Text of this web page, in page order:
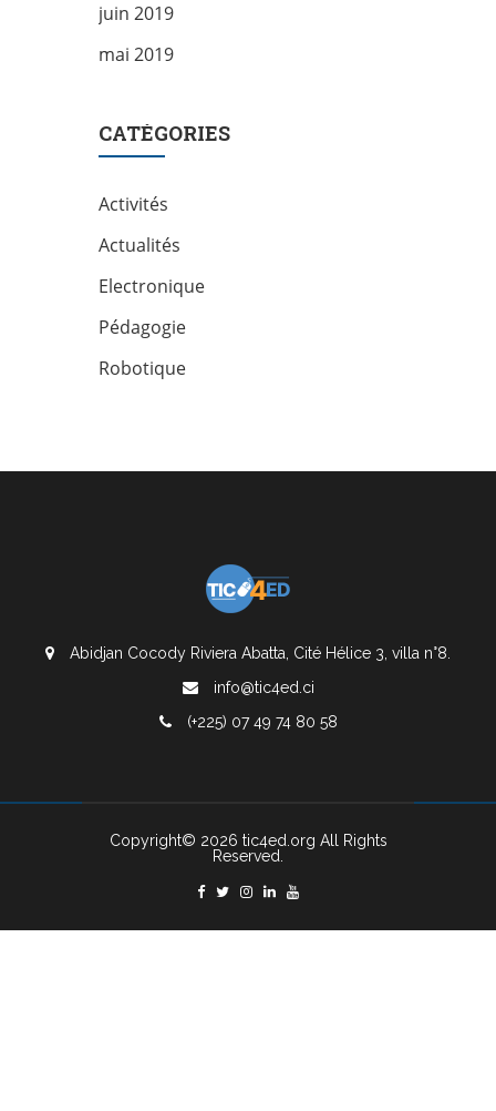
juin 2019
mai 2019
CATÉGORIES
Activités
Actualités
Electronique
Pédagogie
Robotique
Abidjan Cocody Riviera Abatta, Cité Hélice 3, villa n°8.
info@tic4ed.ci
(+225) 07 49 74 80 58
Copyright© 2026 tic4ed.org All Rights
Reserved.